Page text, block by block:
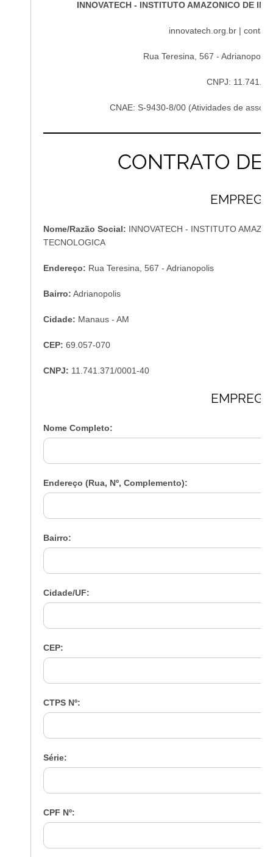
Contato
INNOVATECH - INSTITUTO AMAZONICO DE
innovatech.org.br |
Rua Teresina, 567 -
CNPJ:
CNAE: S-9430-8/00 (Atividades de
CONTRATO DE
Nome/Razão Social: INNOVATECH - INSTITUTO
TECNOLOGICA
Endereço: Rua Teresina, 567 - Adrianopolis
Bairro: Adrianopolis
Cidade: Manaus - AM
CEP: 69.057-070
CNPJ: 11.741.371/0001-40
Nome Completo:
Endereço (Rua, Nº, Complemento):
Bairro:
Cidade/UF:
CEP:
CTPS Nº:
Série:
CPF Nº: